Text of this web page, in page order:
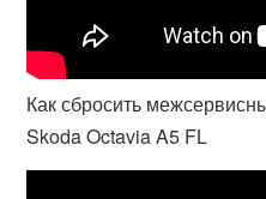
Как сбросить
Skoda Octavia A5 FL